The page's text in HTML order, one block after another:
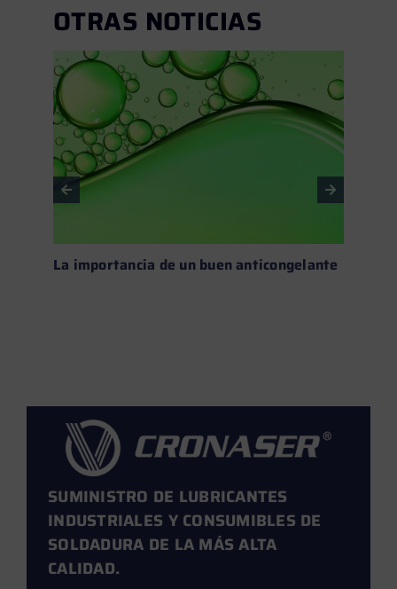
OTRAS NOTICIAS
La importancia de un buen anticongelante
SUMINISTRO DE LUBRICANTES
INDUSTRIALES Y CONSUMIBLES DE
SOLDADURA DE LA MÁS ALTA
CALIDAD.